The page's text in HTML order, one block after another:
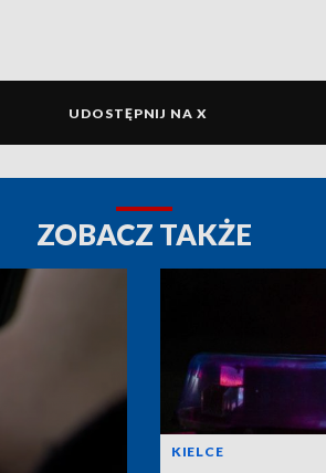
UDOSTĘPNIJ NA X
ZOBACZ TAKŻE
KIELCE